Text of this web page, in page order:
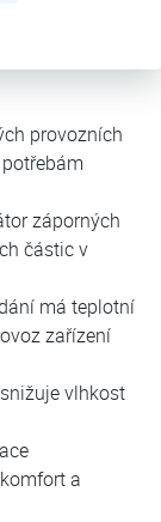
provozních
záporných
částic v
má teplotní
zařízení
vlhkost
a